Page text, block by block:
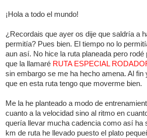
¡Hola a todo el mundo!
¿Recordais que ayer os dije que saldría a
permitía? Pues bien. El tiempo no lo
aun así. No hice la ruta planeada pero
que la llamaré RUTA ESPECIAL
sin embargo se me ha hecho amena. Al
que en esta ruta tengo que moverme bien.
Me la he planteado a modo de
cuanto a la velocidad sino al ritmo en
quería llevar mucha cadencia como así ha
km de ruta he llevado puesto el plato